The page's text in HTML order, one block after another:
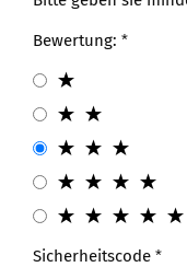
Bewertung:
Sicherheitscode